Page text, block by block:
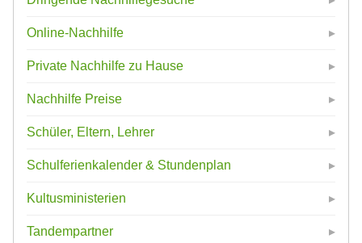
Online-Nachhilfe
Private Nachhilfe zu Hause
Nachhilfe Preise
Schüler, Eltern, Lehrer
Schulferienkalender & Stundenplan
Kultusministerien
Tandempartner